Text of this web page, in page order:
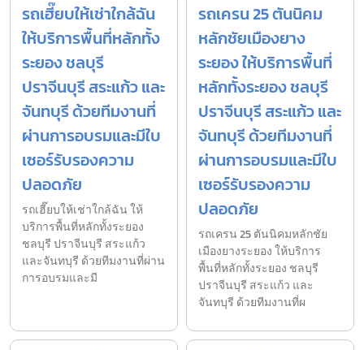
รถเฮี๊ยบให้เช่าใกล้ฉัน
ให้บริการพื้นที่หลักทั้ง
ระยอง ชลบุรี
ปราจีนบุรี สระแก้ว และ
จันทบุรี ด้วยทีมงานที่
ผ่านการอบรมและมีใบ
เซอร์รับรองความ
ปลอดภัย
รถเฮี๊ยบให้เช่าใกล้ฉัน ให้
บริการพื้นที่หลักทั้งระยอง
ชลบุรี ปราจีนบุรี สระแก้ว
และจันทบุรี ด้วยทีมงานที่ผ่าน
การอบรมและมี
รถเครน 25 ตันนิคม
หลักชัยเมืองยาง
ระยอง ให้บริการพื้นที่
หลักทั้งระยอง ชลบุรี
ปราจีนบุรี สระแก้ว และ
จันทบุรี ด้วยทีมงานที่
ผ่านการอบรมและมีใบ
เซอร์รับรองความ
ปลอดภัย
รถเครน 25 ตันนิคมหลักชัย
เมืองยางระยอง ให้บริการ
พื้นที่หลักทั้งระยอง ชลบุรี
ปราจีนบุรี สระแก้ว และ
จันทบุรี ด้วยทีมงานที่ผ